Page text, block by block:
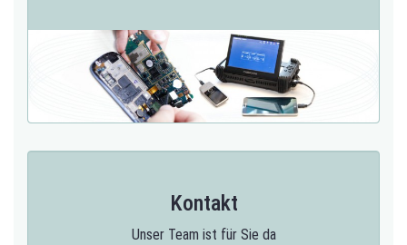
Kontakt
Unser Team ist für Sie da